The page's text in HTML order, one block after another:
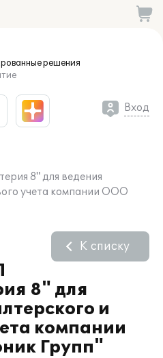
решения
Вход
8" для ведения
учета компании ООО
8" для
и
компании
Групп"
К списку